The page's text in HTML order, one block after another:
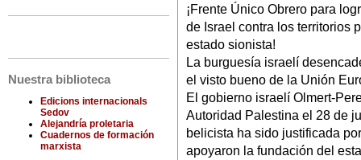
Nuestra biblioteca
Edicions internacionals
Sedov
Alejandría proletaria
Cuadernos de formación
marxista
¡Frente Único Obrero para
de Israel contra los territorios
estado sionista!
La burguesía israelí
el visto bueno de la Unión
El gobierno israelí Olmert-
Autoridad Palestina el 28 de
belicista ha sido justificada
apoyaron la fundación del